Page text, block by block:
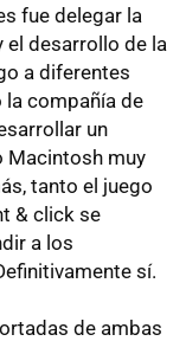
fue delegar la
el desarrollo de la
a diferentes
la compañía de
un
Macintosh muy
tanto el juego
& click se
a los
sí.
de ambas